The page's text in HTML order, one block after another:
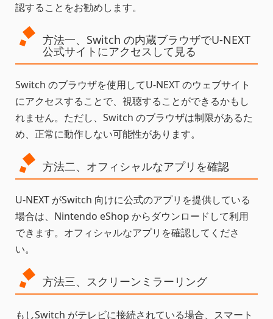
認することをお勧めします。
方法一、Switch の内蔵ブラウザでU-NEXT
公式サイトにアクセスして見る
Switch のブラウザを使用してU-NEXT のウェブサイト
にアクセスすることで、視聴することができるかもし
れません。ただし、Switch のブラウザは制限があるた
め、正常に動作しない可能性があります。
方法二、オフィシャルなアプリを確認
U-NEXT がSwitch 向けに公式のアプリを提供している
場合は、Nintendo eShop からダウンロードして利用
できます。オフィシャルなアプリを確認してくださ
い。
方法三、スクリーンミラーリング
もしSwitch がテレビに接続されている場合、スマート